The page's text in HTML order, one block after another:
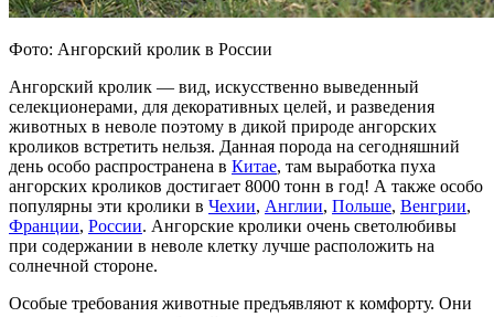
Фото: Ангорский кролик в России
Ангорский кролик — вид, искусственно выведенный
селекционерами, для декоративных целей, и разведения
животных в неволе поэтому в дикой природе ангорских
кроликов встретить нельзя. Данная порода на сегодняшний
день особо распространена в Китае, там выработка пуха
ангорских кроликов достигает 8000 тонн в год! А также особо
популярны эти кролики в Чехии, Англии, Польше, Венгрии,
Франции, России. Ангорские кролики очень светолюбивы
при содержании в неволе клетку лучше расположить на
солнечной стороне.
Особые требования животные предъявляют к комфорту. Они